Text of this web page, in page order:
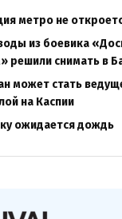
метро не
из боевика
решили снимать в
может стать
на Каспии
ожидается дождь